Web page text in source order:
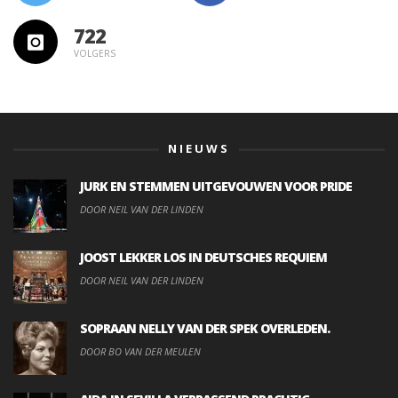
722
VOLGERS
NIEUWS
JURK EN STEMMEN UITGEVOUWEN VOOR PRIDE
DOOR NEIL VAN DER LINDEN
JOOST LEKKER LOS IN DEUTSCHES REQUIEM
DOOR NEIL VAN DER LINDEN
SOPRAAN NELLY VAN DER SPEK OVERLEDEN.
DOOR BO VAN DER MEULEN